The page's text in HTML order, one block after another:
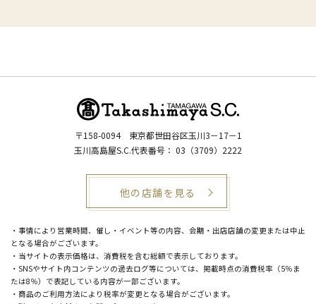
〒158-0094 東京都世田谷区玉川3－17－1
玉川高島屋S.C.代表番号： 03（3709）2222
他の店舗を見る
・事情により営業時間、催し・イベント等の内容、会期・出店店舗の変更または中止
となる場合がございます。
・当サイトの表示価格は、消費税を含む総額で表示しております。
・SNSやサイト内コンテンツの過去ログ等については、掲載時点の消費税率（5％ま
たは8％）で表記している内容が一部ございます。
・商品のご利用方法により税率が変更となる場合がございます。